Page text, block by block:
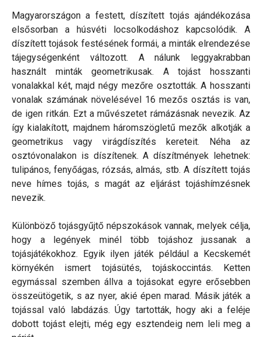
Magyarországon a festett, díszített tojás ajándékozása
elsősorban a húsvéti locsolkodáshoz kapcsolódik. A
díszített tojások festésének formái, a minták elrendezése
tájegységenként változott. A nálunk leggyakrabban
használt minták geometrikusak. A tojást hosszanti
vonalakkal két, majd négy mezőre osztották. A hosszanti
vonalak számának növelésével 16 mezős osztás is van,
de igen ritkán. Ezt a művészetet rámázásnak nevezik. Az
így kialakított, majdnem háromszögletű mezők alkotják a
geometrikus vagy virágdíszítés kereteit. Néha az
osztóvonalakon is díszítenek. A díszítmények lehetnek:
tulipános, fenyőágas, rózsás, almás, stb. A díszített tojás
neve hímes tojás, s magát az eljárást tojáshímzésnek
nevezik.
Különböző tojásgyűjtő népszokások vannak, melyek célja,
hogy a legények minél több tojáshoz jussanak a
tojásjátékokhoz. Egyik ilyen játék például a Kecskemét
környékén ismert tojásütés, tojáskoccintás. Ketten
egymással szemben állva a tojásokat egyre erősebben
összeütögetik, s az nyer, akié épen marad. Másik játék a
tojással való labdázás. Úgy tartották, hogy aki a feléje
dobott tojást elejti, még egy esztendeig nem leli meg a